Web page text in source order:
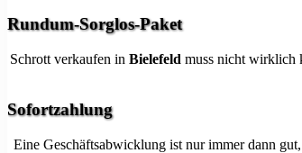
Rundum-Sorglos-Paket
Schrott verkaufen in Bielefeld muss nicht wirklich
Sofortzahlung
Eine Geschäftsabwicklung ist nur immer dann